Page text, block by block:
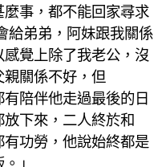
麼事，都不能回家尋求
給弟弟，阿妹跟我關係
覺上除了我老公，沒
關係不好，但
陪伴他走過最後的日
下來，二人終於和
功勞，他說始終都是
」